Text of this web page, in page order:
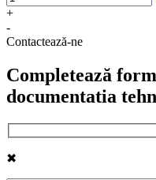
+
-
Contactează-ne
Completează
documentatia
✖